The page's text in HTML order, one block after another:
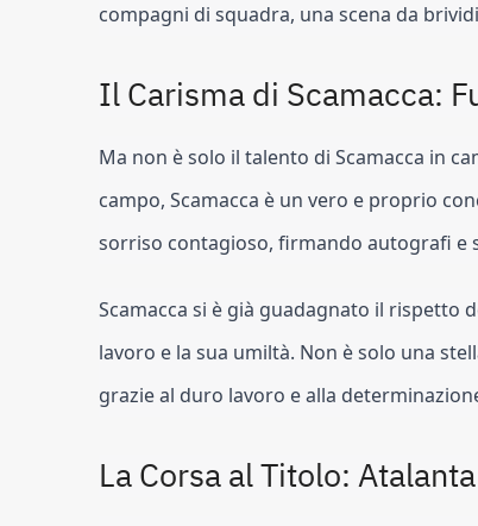
compagni di squadra, una scena da
Il Carisma di Scamacca:
Ma non è solo il talento di Scamacca in
campo, Scamacca è un vero e proprio
sorriso contagioso, firmando autografi e
Scamacca si è già guadagnato il rispetto
lavoro e la sua umiltà. Non è solo una
grazie al duro lavoro e alla
La Corsa al Titolo: